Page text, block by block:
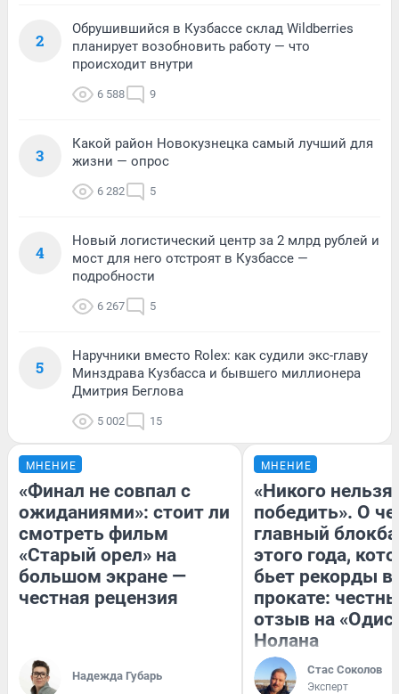
2
Обрушившийся в Кузбассе склад Wildberries
планирует возобновить работу — что
происходит внутри
6 588 9
3
Какой район Новокузнецка самый лучший для
жизни — опрос
6 282 5
4
Новый логистический центр за 2 млрд рублей и
мост для него отстроят в Кузбассе —
подробности
6 267 5
5
Наручники вместо Rolex: как судили экс-главу
Минздрава Кузбасса и бывшего миллионера
Дмитрия Беглова
5 002 15
МНЕНИЕ
«Финал не совпал с
ожиданиями»: стоит ли
смотреть фильм
«Старый орел» на
большом экране —
честная рецензия
Надежда Губарь
МНЕНИЕ
«Никого нельзя
победить». О
главный
этого года,
бьет рекорды в
прокате:
отзыв на
Нолана
Стас Соколов
Эксперт